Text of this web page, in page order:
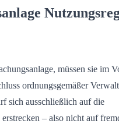
müssen sie im
ordnungsgemäßer
sich ausschließlich auf die
– also nicht auf